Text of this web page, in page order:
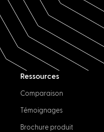
Ressources
Comparaison
Témoignages
Brochure produit